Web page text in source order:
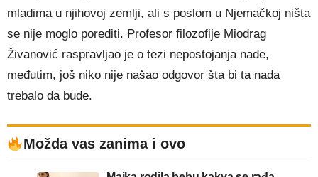
mladima u njihovoj zemlji, ali s poslom u Njemačkoj ništa
se nije moglo porediti. Profesor filozofije Miodrag
Živanović raspravljao je o tezi nepostojanja nade,
međutim, još niko nije našao odgovor šta bi ta nada
trebalo da bude.
Možda vas zanima i ovo